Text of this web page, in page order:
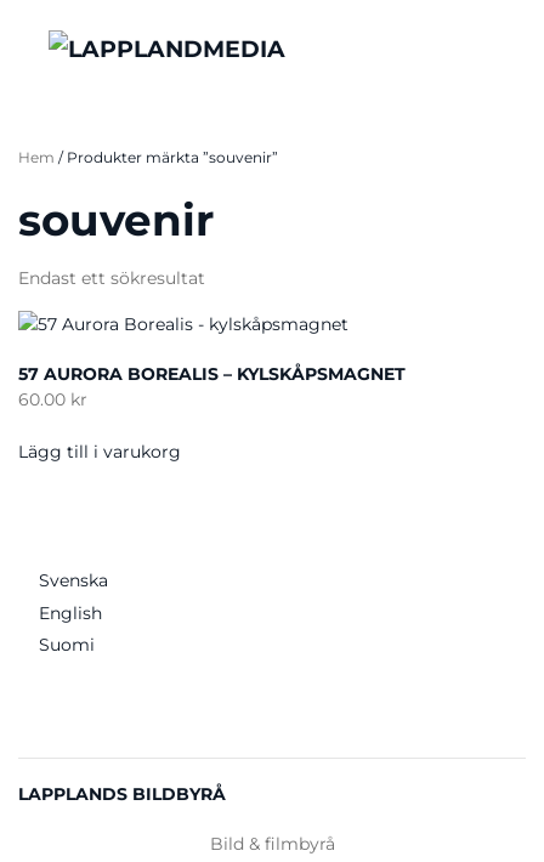
Hem / Produkter märkta ”souvenir”
souvenir
Endast ett sökresultat
57 AURORA BOREALIS – KYLSKÅPSMAGNET
60.00 kr
Lägg till i varukorg
Svenska
English
Suomi
LAPPLANDS BILDBYRÅ
Bild & filmbyrå